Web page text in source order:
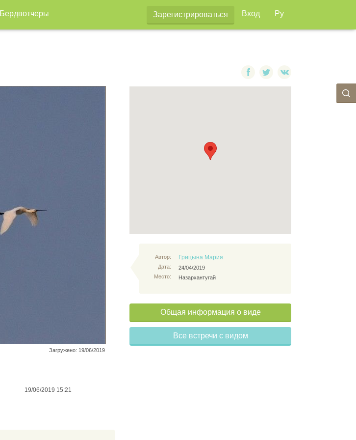
Бердвотчеры Зарегистрироваться Вход Ру
Загружено: 19/06/2019
Автор:
Дата:
Место:
Грицына Мария
24/04/2019
Назархантугай
Общая информация о виде
Все встречи с видом
19/06/2019 15:21